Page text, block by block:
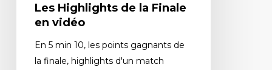
Les Highlights de la Finale
en vidéo
En 5 min 10, les points gagnants de
la finale, highlights d'un match